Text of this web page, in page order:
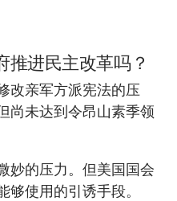
推进民主改革吗？
改亲军方派宪法的压
尚未达到令昂山素季领
妙的压力。但美国国会
使用的引诱手段。